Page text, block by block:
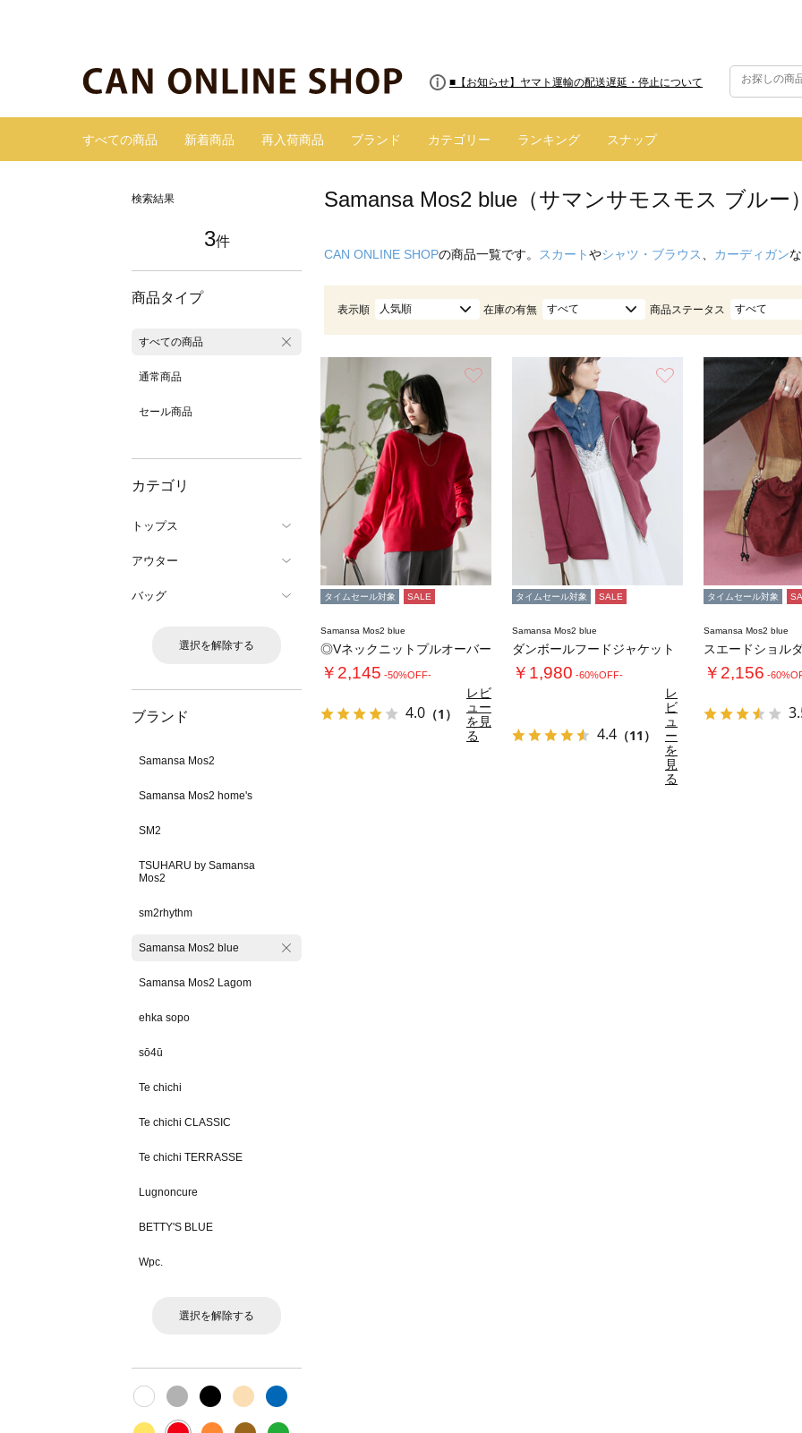
■8/13(木)AM2:00～サイトメンテナンス実施のお知らせ
■【お知らせ】ヤマト運輸の配送遅延・停止について
すべての商品 新着商品 再入荷商品 ブランド カテゴリー ランキング スナップ
検索結果
3件
商品タイプ
すべての商品
通常商品
セール商品
カテゴリ
トップス
アウター
バッグ
選択を解除する
ブランド
Samansa Mos2
Samansa Mos2 home's
SM2
TSUHARU by Samansa
Mos2
sm2rhythm
Samansa Mos2 blue
Samansa Mos2 Lagom
ehka sopo
sō4ū
Te chichi
Te chichi CLASSIC
Te chichi TERRASSE
Lugnoncure
BETTY'S BLUE
Wpc.
選択を解除する
Samansa Mos2 blue（サマンサモスモス ブルー
CAN ONLINE SHOPの商品一覧です。 スカートやシャツ・ブラウス カーディガン
表示順 人気順 在庫の有無 すべて 商品ステータス すべて
タイムセール対象 SALE
Samansa Mos2 blue
◎Vネックニットプルオーバー
￥2,145 -50%OFF-
4.0 （1）
レビ
ュー
を見
る
タイムセール対象 SALE
Samansa Mos2 blue
ダンボールフードジャケット
￥1,980 -60%OFF-
4.4 （11）
レ
ビ
ュ
ー
を
見
る
タイムセール対象
Samansa Mos2 blue
スエードショル
￥2,156 -